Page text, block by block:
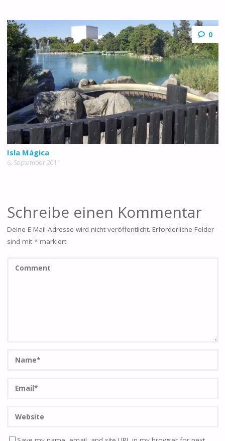
0
Isla Mágica
6. September 2011
Schreibe einen Kommentar
Deine E-Mail-Adresse wird nicht veröffentlicht. Erforderliche Felder
sind mit *markiert